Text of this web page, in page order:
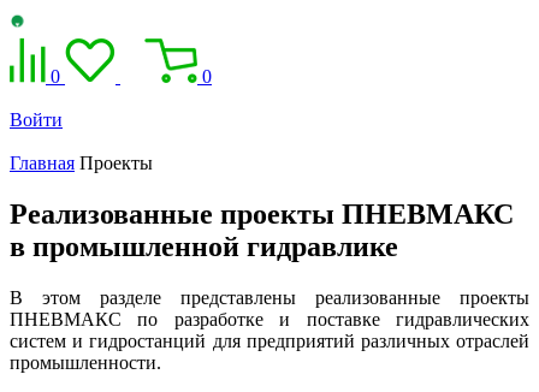
0 0
Войти
Главная Проекты
Реализованные проекты ПНЕВМАКС
в промышленной гидравлике
В этом разделе представлены реализованные проекты
ПНЕВМАКС по разработке и поставке гидравлических
систем и гидростанций для предприятий различных отраслей
промышленности.